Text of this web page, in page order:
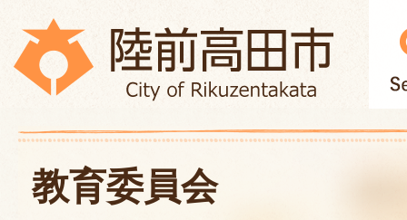
教育委員会